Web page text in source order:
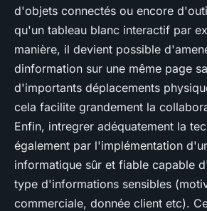
d'objets connectés ou encore
qu'un tableau blanc interactif par
manière, il devient possible
dinformation sur une même page
d'importants déplacements
cela facilite grandement la
Enfin, intregrer adéquatement la
également par l'implémentation
informatique sûr et fiable capable
type d'informations sensibles
commerciale, donnée client etc).